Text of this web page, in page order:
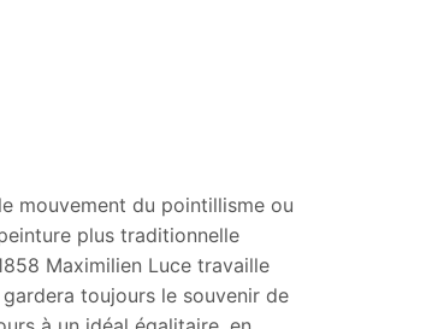
mouvement du pointillisme ou
plus traditionnelle
Maximilien Luce travaille
toujours le souvenir de